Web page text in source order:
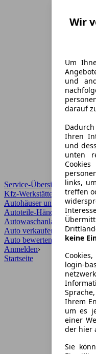
Service-Übersicht
Kfz-Werkstätten
Autohäuser und Händler
Autoteile-Händler
Autowaschanlagen
Auto verkaufen
Auto bewerten
Anmelden›
Wir
Um
und
darauf
Ihren
und
unten
links,
treffen
keine
login-
Ihrem
um es
einer
der hier
Sie
Startseite